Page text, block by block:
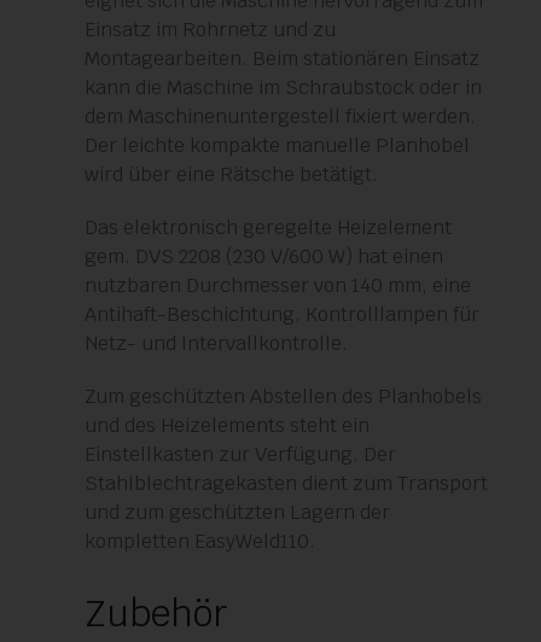
Einsatz im Rohrnetz und zu
Montagearbeiten. Beim stationären Einsatz
kann die Maschine im Schraubstock oder in
dem Maschinenuntergestell fixiert werden.
Der leichte kompakte manuelle Planhobel
wird über eine Rätsche betätigt.
Das elektronisch geregelte Heizelement
gem. DVS 2208 (230 V/600 W) hat einen
nutzbaren Durchmesser von 140 mm, eine
Antihaft-Beschichtung, Kontrolllampen für
Netz- und Intervallkontrolle.
Zum geschützten Abstellen des Planhobels
und des Heizelements steht ein
Einstellkasten zur Verfügung. Der
Stahlblechtragekasten dient zum Transport
und zum geschützten Lagern der
kompletten EasyWeld110.
Zubehör